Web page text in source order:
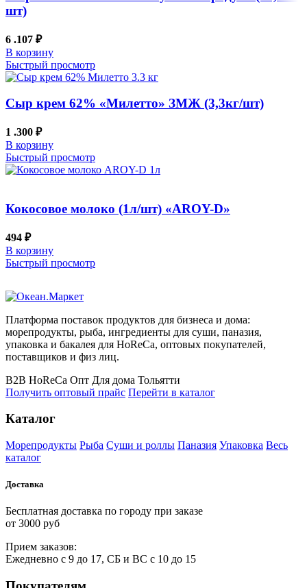
шт)
6 .107 ₽
В корзину
Быстрый просмотр
Сыр крем 62% «Милетто» ЗМЖ (3,3кг/шт)
1 .300 ₽
В корзину
Быстрый просмотр
Кокосовое молоко (1л/шт) «AROY-D»
494 ₽
В корзину
Быстрый просмотр
Платформа поставок продуктов для бизнеса и дома:
морепродукты, рыба, ингредиенты для суши, паназия,
упаковка и бакалея для HoReCa, оптовых покупателей,
поставщиков и физ лиц.
B2B HoReCa Опт Для дома Тольятти
Получить оптовый прайс Перейти в каталог
Каталог
Морепродукты Рыба Суши и роллы Паназия Упаковка Весь
каталог
Доставка
Бесплатная доставка по городу при заказе
от 3000 руб
Прием заказов:
Ежедневно с 9 до 17, СБ и ВС с 10 до 15